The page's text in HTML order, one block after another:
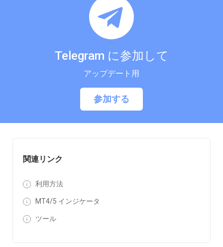
関連リンク
利用方法
MT4/5 インジケータ
ツール
Telegram に参加して
アップデート用
参加する